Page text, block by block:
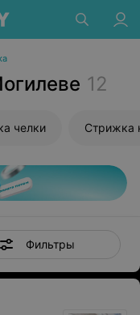
12
челки Стрижка
Фильтры